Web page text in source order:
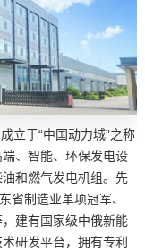
立于“中国动力城”之称
、智能、环保发电设
和燃气发电机组。先
省制造业单项冠军、
建有国家级中俄新能
研发平台，拥有专利